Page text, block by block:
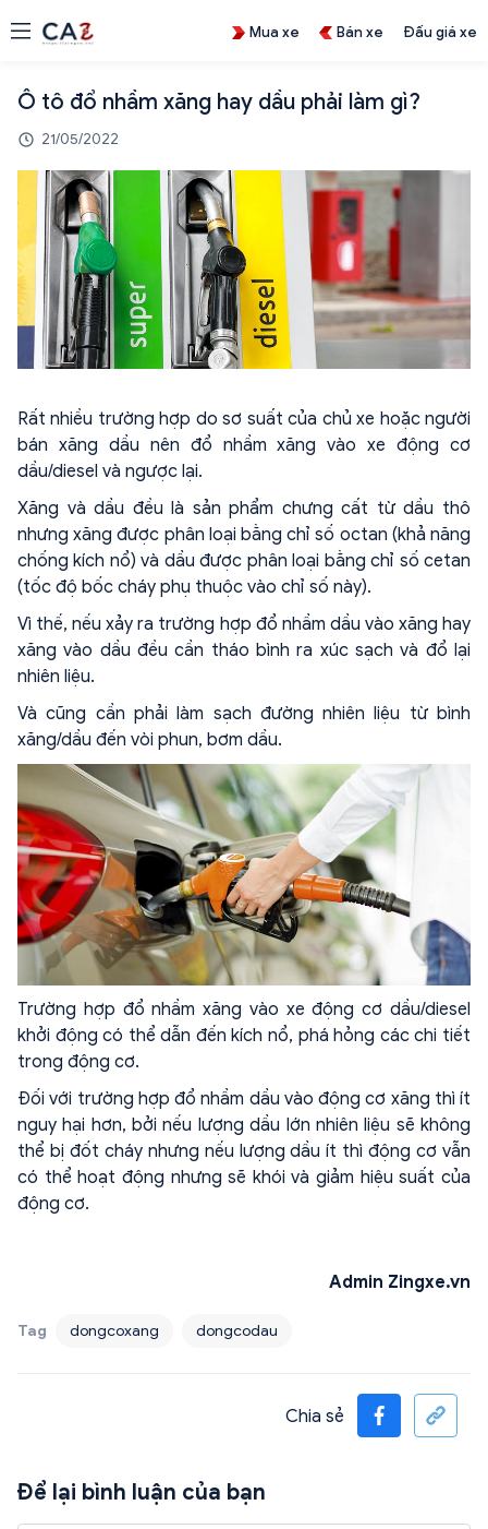
Mua xe Bán xe Đấu giá xe
Ô tô đổ nhầm xăng hay dầu phải làm gì?
21/05/2022
Rất nhiều trường hợp do sơ suất của chủ xe hoặc người
bán xăng dầu nên đổ nhầm xăng vào xe động cơ
dầu/diesel và ngược lại.
Xăng và dầu đều là sản phẩm chưng cất từ dầu thô
nhưng xăng được phân loại bằng chỉ số octan (khả năng
chống kích nổ) và dầu được phân loại bằng chỉ số cetan
(tốc độ bốc cháy phụ thuộc vào chỉ số này).
Vì thế, nếu xảy ra trường hợp đổ nhầm dầu vào xăng hay
xăng vào dầu đều cần tháo bình ra xúc sạch và đổ lại
nhiên liệu.
Và cũng cần phải làm sạch đường nhiên liệu từ bình
xăng/dầu đến vòi phun, bơm dầu.
Trường hợp đổ nhầm xăng vào xe động cơ dầu/diesel
khởi động có thể dẫn đến kích nổ, phá hỏng các chi tiết
trong động cơ.
Đối với trường hợp đổ nhầm dầu vào động cơ xăng thì ít
nguy hại hơn, bởi nếu lượng dầu lớn nhiên liệu sẽ không
thể bị đốt cháy nhưng nếu lượng dầu ít thì động cơ vẫn
có thể hoạt động nhưng sẽ khói và giảm hiệu suất của
động cơ.
Admin Zingxe.vn
Tag dongcoxang dongcodau
Chia sẻ
Để lại bình luận của bạn